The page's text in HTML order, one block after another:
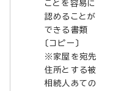
ことを容易に
認めることが
できる書類
〔コピー〕
※家屋を宛先
住所とする被
相続人あての